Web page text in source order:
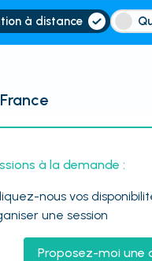
à distance
à la demande :
nous vos
une session
Proposez-moi une